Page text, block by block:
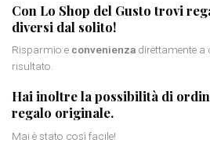
Con Lo Shop del Gusto trovi
diversi dal solito!
Risparmio e convenienza direttamente a
risultato.
Hai inoltre la possibilità di
regalo originale.
Mai è stato così facile!